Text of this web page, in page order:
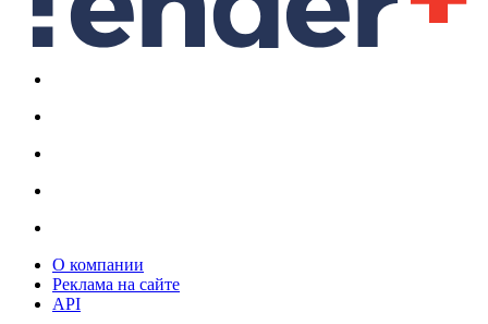
О компании
Реклама на сайте
API